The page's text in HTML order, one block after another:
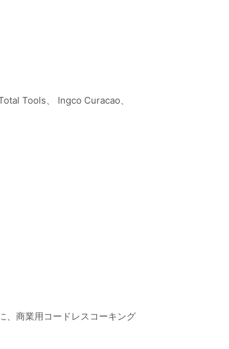
Tools、 Ingco Curacao、
、商業用コードレスコーキング